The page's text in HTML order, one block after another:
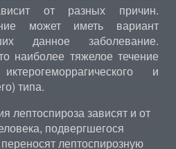
от разных причин.
может иметь вариант
данное заболевание.
наиболее тяжелое течение
и
типа.
лептоспироза зависят и от
подвергшегося
лептоспирозную